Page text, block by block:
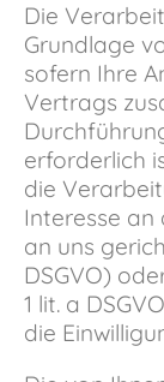
Die
Grundlage
sofern Ihre
Vertrags
erforderlich
die
Interesse
an uns
DSGVO)
1 lit. a
die